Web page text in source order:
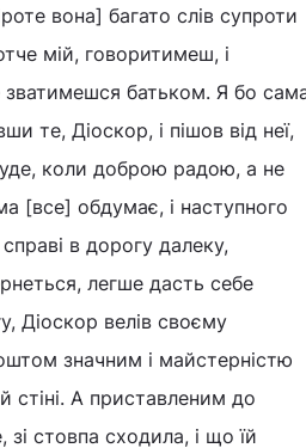
вона] багато слів супроти
мій, говоритимеш, і
батьком. Я бо
те, Діоскор, і пішов від неї,
коли доброю радою, а не
[все] обдумає, і наступного
в дорогу далеку,
легше дасть себе
Діоскор велів своєму
значним і майстерністю
стіні. А приставленим до
зі стовпа сходила, і що їй